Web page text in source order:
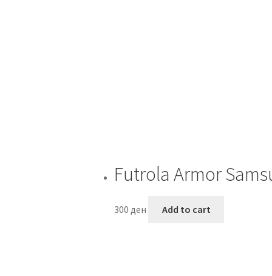
Futrola Armor
300ден Add to cart